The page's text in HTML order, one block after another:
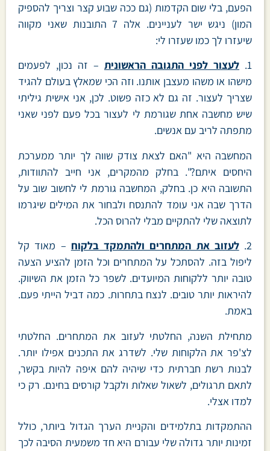
הפעם, בלי שום הקדמות (גם ככה שבוע קצר וצריך להספיק
המון) ניגש ישר לעניינים. אלה 7 התובנות שאני מקווה
שיעזרו לך כמו שעזרו לי:
1. לעצור לפני התגובה הראשונית – זה נכון, לפעמים
מישהו או משהו מעצבן אותנו. וזה הכי שמאלץ בעולם להגיד
שצריך לעצור. זה גם לא כזה פשוט. לכן, אני אישית גיליתי
שיש מחשבה אחת שגורמת לי לעצור בכל פעם לפני שאני
מתפתה לריב עם אנשים.
המחשבה היא "האם לצאת צודק שווה לך יותר ממערכת
היחסים איתם?". בחלק מהמקרים, אני חייב להתוודות,
התשובה היא כן. בחלק, המחשבה גורמת לי לחשוב שוב על
הדרך שבה אני עומד להתנסח ולבחור את המילים שיגרמו
לתוצאה שלי להתקיים מבלי להרוס הכל.
2. לעזוב את המתחרים ולהתמקד בלקוח – מאוד קל
ליפול בזה. להסתכל על המתחרים וכל הזמן להציע הצעה
טובה יותר ללקוחות המיועדים. לשפר כל הזמן את השיווק.
להיראות יותר טובים. לנצח בתחרות. כמה דביל הייתי פעם.
באמת.
מתחילת השנה, החלטתי לעזוב את המתחרים. החלטתי
לצ'פר את הלקוחות שלי. לשדרג את התכנים אפילו יותר.
לבנות רשת חברתית כדי שיהיה להם איפה להיות בקשר,
לתאם תרגולים, לשאול שאלות ולקבל קורסים בחינם. רק כי
למדו אצלי.
ההתמקדות בתלמידים והקניית הערך הגדול ביותר, כולל
זמינות יותר גדולה שלי עבורם היא חד משמעית הסיבה לכך